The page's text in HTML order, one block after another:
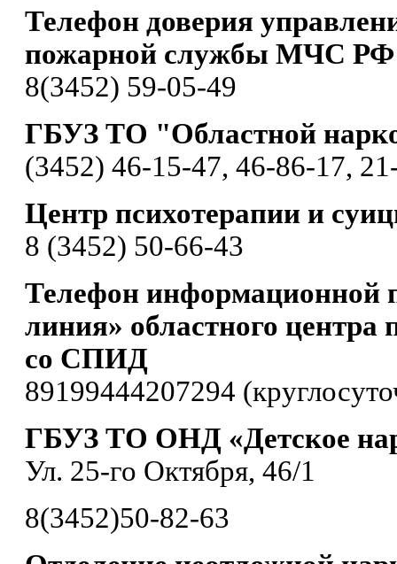
Телефон доверия
пожарной службы МЧС РФ
8(3452) 59-05-49
ГБУЗ ТО "Областной
(3452) 46-15-47, 46-86-17,
Центр психотерапии и
8 (3452) 50-66-43
Телефон информационной
линия» областного центра
со СПИД
89199444207294
ГБУЗ ТО ОНД «Детское
Ул. 25-го Октября, 46/1
8(3452)50-82-63